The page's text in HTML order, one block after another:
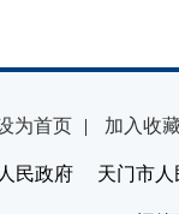
为首页 | 加入收
民政府 天门市